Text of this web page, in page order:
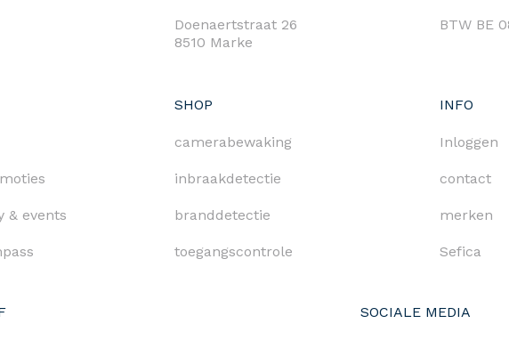
Doenaertstraat 26
8510 Marke
BTW BE
& events
SHOP
camerabewaking
inbraakdetectie
branddetectie
toegangscontrole
INFO
Inloggen
contact
merken
Sefica
SOCIALE MEDIA